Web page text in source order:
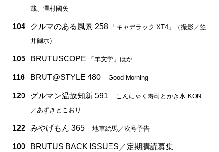
哉、澤村國矢
104 クルマのある風景 258
「キャデラック XT4」（撮影／笠
井爾示）
105 BRUTUSCOPE 「羊文学」ほか
116 BRUT@STYLE 480 Good Morning
120 グルマン温故知新 591
こんにゃく寿司とかき氷 KON
／あずきとこおり
122 みやげもん 365 地車絵馬／次号予告
100 BRUTUS BACK ISSUES／定期購読募集